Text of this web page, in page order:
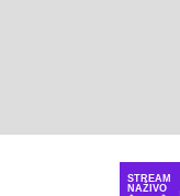
STREAM
NAŽIVO